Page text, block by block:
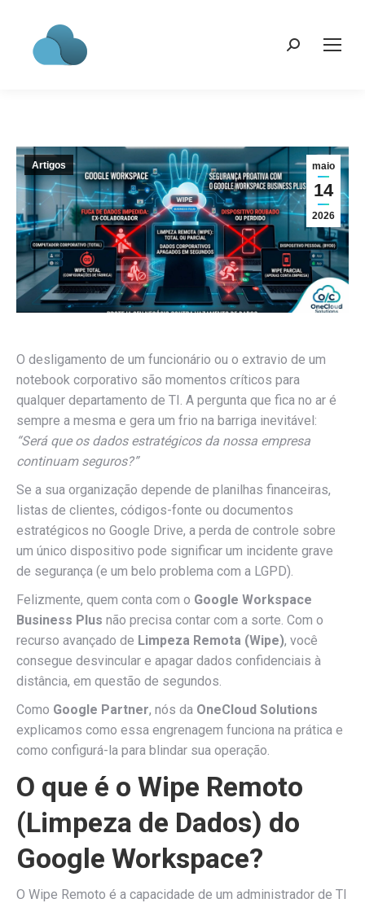
Search:
maio
14
2026
Artigos
O desligamento de um funcionário ou o extravio de um
notebook corporativo são momentos críticos para
qualquer departamento de TI. A pergunta que fica no ar é
sempre a mesma e gera um frio na barriga inevitável:
“Será que os dados estratégicos da nossa empresa
continuam seguros?”
Se a sua organização depende de planilhas financeiras,
listas de clientes, códigos-fonte ou documentos
estratégicos no Google Drive, a perda de controle sobre
um único dispositivo pode significar um incidente grave
de segurança (e um belo problema com a LGPD).
Felizmente, quem conta com o Google Workspace
Business Plus não precisa contar com a sorte. Com o
recurso avançado de Limpeza Remota (Wipe), você
consegue desvincular e apagar dados confidenciais à
distância, em questão de segundos.
Como Google Partner, nós da OneCloud Solutions
explicamos como essa engrenagem funciona na prática e
como configurá-la para blindar sua operação.
O que é o Wipe Remoto
(Limpeza de Dados) do
Google Workspace?
O Wipe Remoto é a capacidade de um administrador de TI